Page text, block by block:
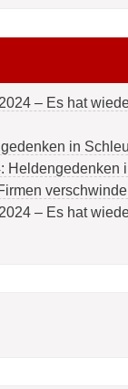
– Es hat
in
Heldengedenken
– Es hat